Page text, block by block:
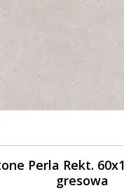
Perla Rekt.
gresowa